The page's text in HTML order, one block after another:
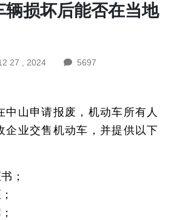
辆损坏后能否在当地
27 , 2024 5697
中山申请报废，机动车所有人
企业交售机动车，并提供以下
；